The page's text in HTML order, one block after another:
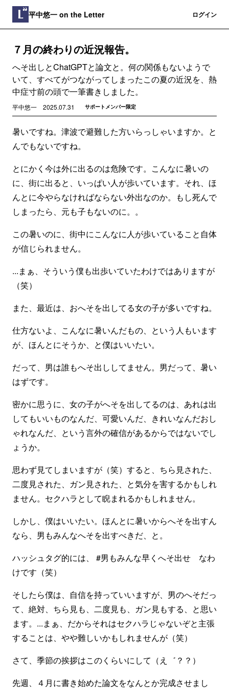
平中悠一 on the Letter ログイン
７月の終わりの近況報告。
へそ出しとChatGPTと論文と。何の関係もないようで
いて、すべてがつながってしまったこの夏の近況を、熱
中症寸前の頭で一筆書きしました。
平中悠一 2025.07.31 サポートメンバー限定
暑いですね。津波で避難した方いらっしゃいますか。と
んでもないですね。
とにかく今は外に出るのは危険です。こんなに暑いの
に、街に出ると、いっぱい人が歩いています。それ、ほ
んとに今やらなければならない外出なのか。もし死んで
しまったら、元も子もないのに。。
この暑いのに、街中にこんなに人が歩いていること自体
が信じられません。
...まぁ、そういう僕も出歩いていたわけではありますが
（笑）
また、最近は、おへそを出してる女の子が多いですね。
仕方ないよ、こんなに暑いんだもの、という人もいます
が、ほんとにそうか、と僕はいいたい。
だって、男は誰もへそ出ししてません。男だって、暑い
はずです。
密かに思うに、女の子がへそを出してるのは、あれは出
してもいいものなんだ、可愛いんだ、きれいなんだおし
ゃれなんだ、という言外の確信があるからではないでし
ょうか。
思わず見てしまいますが（笑）すると、ちら見された、
二度見された、ガン見された、と気分を害するかもしれ
ません。セクハラとして睨まれるかもしれません。
しかし、僕はいいたい。ほんとに暑いからへそを出すん
なら、男もみんなへそを出すべきだ、と。
ハッシュタグ的には、 #男もみんな早くへそ出せ なわ
けです（笑）
そしたら僕は、自信を持っていいますが、男のへそだっ
て、絶対、ちら見も、二度見も、ガン見もする、と思い
ます。...まぁ、だからそれはセクハラじゃないぞと主張
することは、やや難しいかもしれませんが（笑）
さて、季節の挨拶はこのくらいにして（え゛？？）
先週、４月に書き始めた論文をなんとか完成させまし